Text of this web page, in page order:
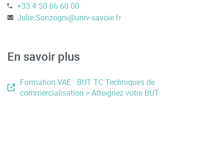
+33 4 50 66 60 00
Julie.Sonzogni@univ-savoie.fr
En savoir plus
Formation VAE : BUT TC Techniques de
commercialisation > Atteignez votre BUT